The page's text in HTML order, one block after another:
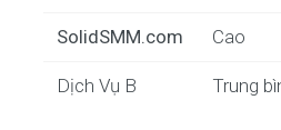
SolidSMM.com Cao
Dịch Vụ B Trung